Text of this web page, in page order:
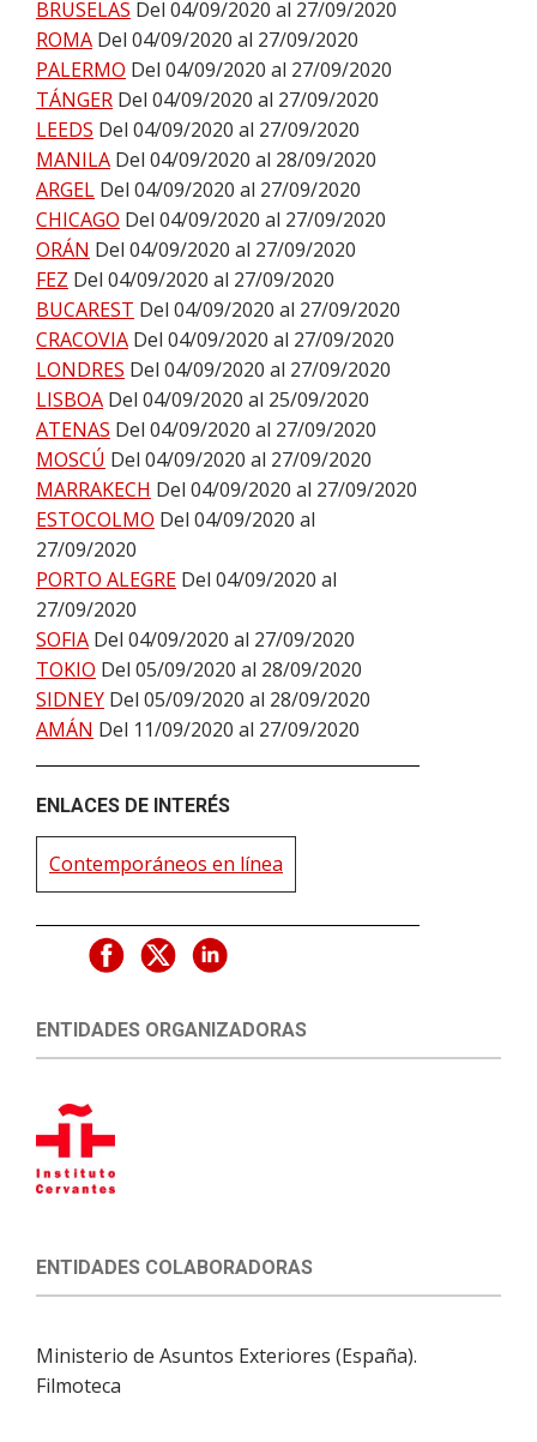
BRUSELAS Del 04/09/2020 al 27/09/2020
ROMA Del 04/09/2020 al 27/09/2020
PALERMO Del 04/09/2020 al 27/09/2020
TÁNGER Del 04/09/2020 al 27/09/2020
LEEDS Del 04/09/2020 al 27/09/2020
MANILA Del 04/09/2020 al 28/09/2020
ARGEL Del 04/09/2020 al 27/09/2020
CHICAGO Del 04/09/2020 al 27/09/2020
ORÁN Del 04/09/2020 al 27/09/2020
FEZ Del 04/09/2020 al 27/09/2020
BUCAREST Del 04/09/2020 al 27/09/2020
CRACOVIA Del 04/09/2020 al 27/09/2020
LONDRES Del 04/09/2020 al 27/09/2020
LISBOA Del 04/09/2020 al 25/09/2020
ATENAS Del 04/09/2020 al 27/09/2020
MOSCÚ Del 04/09/2020 al 27/09/2020
MARRAKECH Del 04/09/2020 al 27/09/2020
ESTOCOLMO Del 04/09/2020 al
27/09/2020
PORTO ALEGRE Del 04/09/2020 al
27/09/2020
SOFIA Del 04/09/2020 al 27/09/2020
TOKIO Del 05/09/2020 al 28/09/2020
SIDNEY Del 05/09/2020 al 28/09/2020
AMÁN Del 11/09/2020 al 27/09/2020
ENLACES DE INTERÉS
Contemporáneos en línea
ENTIDADES ORGANIZADORAS
ENTIDADES COLABORADORAS
Ministerio de Asuntos Exteriores (España).
Filmoteca